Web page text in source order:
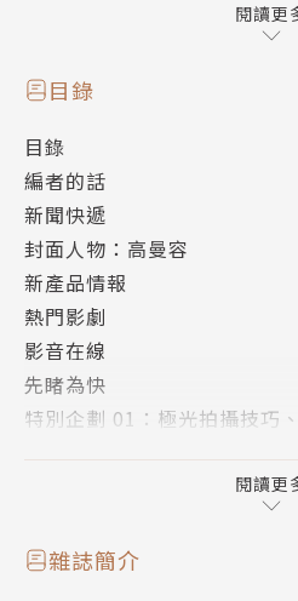
零基礎也能快速架設個人專屬
【特別企畫】
免費AI生圖比一比！
ChatGPT、Gemini、Grok誰
【特別企畫】
12個iOS 26全新體驗
十年來最大更新，介面到應用
【新玩意】
任天堂Switch 2重點評測
閱讀更
目錄
目錄
編者的話
新聞快遞
封面人物：高曼容
新產品情報
熱門影劇
影音在線
先睹為快
特別企劃 01：極光拍攝技巧
特別企劃 03：12個iOS 26的
特別企劃 04：ChatGPT、
閱讀更
雜誌簡介